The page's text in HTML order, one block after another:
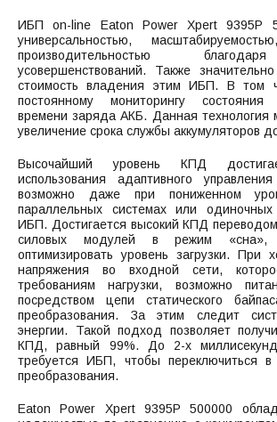
ИБП on-line Eaton Power Xpert 9395P
универсальностью,
производительностью
усовершенствований. Также
стоимость владения этим ИБП. В том
постоянному мониторингу
времени заряда АКБ. Данная технология
увеличение срока службы аккумуляторов
Высочайший уровень КПД
использования адаптивного
возможно даже при пониженном
параллельных системах или одиночных
ИБП. Достигается высокий КПД
силовых модулей в режим «сна»,
оптимизировать уровень загрузки. При
напряжения во входной сети,
требованиям нагрузки, возможно
посредством цепи статического
преобразования. За этим следит
энергии. Такой подход позволяет
КПД, равный 99%. До 2-х
требуется ИБП, чтобы переключиться
преобразования.
Eaton Power Xpert 9395P 500000